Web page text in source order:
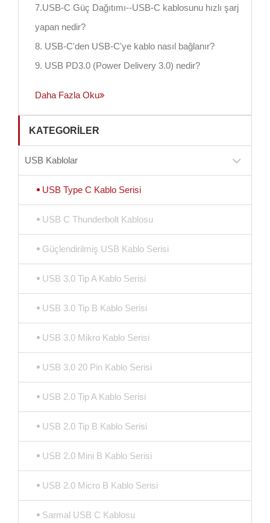
7.USB-C Güç Dağıtımı--USB-C kablosunu hızlı şarj
yapan nedir?
8. USB-C'den USB-C'ye kablo nasıl bağlanır?
9. USB PD3.0 (Power Delivery 3.0) nedir?
Daha Fazla Oku
KATEGORILER
USB Kablolar
USB Type C Kablo Serisi
USB C Thunderbolt Kablosu
Güçlendirilmiş USB Kablo Serisi
USB 3.0 Tip A Kablo Serisi
USB 3.0 Tip B Kablo Serisi
USB 3.0 Mikro Kablo Serisi
USB 3.0 20 Pin Kablo Serisi
USB 2.0 Tip A Kablo Serisi
USB 2.0 Tip B Kablo Serisi
USB 2.0 Mini B Kablo Serisi
USB 2.0 Micro B Kablo Serisi
Sarmal USB C Kablosu